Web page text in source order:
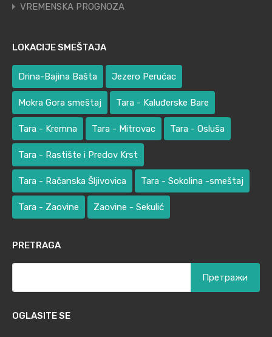
VREMENSKA PROGNOZA
LOKACIJE SMEŠTAJA
Drina-Bajina Bašta Jezero Perućac
Mokra Gora smeštaj Tara - Kaluđerske Bare
Tara - Kremna Tara - Mitrovac Tara - Osluša
Tara - Rastište i Predov Krst
Tara - Račanska Šljivovica Tara - Sokolina -smeštaj
Tara - Zaovine Zaovine - Sekulić
PRETRAGA
OGLASITE SE